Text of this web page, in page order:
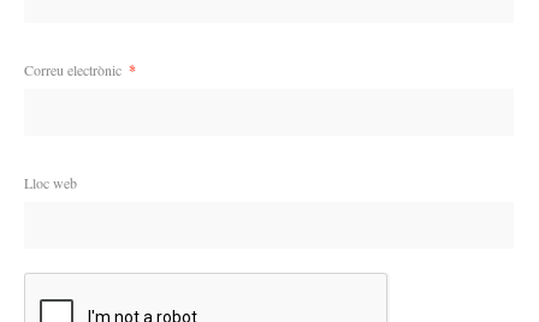
Correu electrònic *
Lloc web